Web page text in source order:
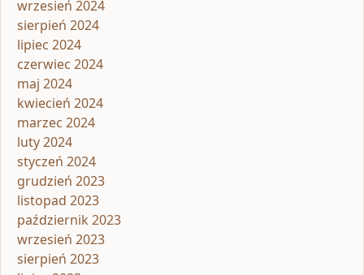
wrzesień 2024
sierpień 2024
lipiec 2024
czerwiec 2024
maj 2024
kwiecień 2024
marzec 2024
luty 2024
styczeń 2024
grudzień 2023
listopad 2023
październik 2023
wrzesień 2023
sierpień 2023